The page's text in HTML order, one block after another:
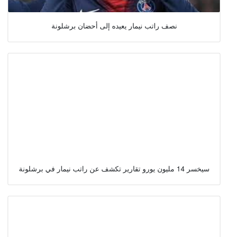
نصف راتب نيمار يعيده إلى أحضان برشلونة
سيخسر 14 مليون يورو تقارير تكشف عن راتب نيمار في برشلونة